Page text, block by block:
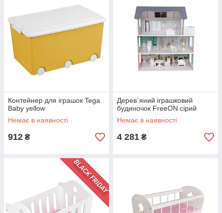
Контейнер для іграшок Tega
Baby yellow
Немає в наявності
912 ₴
Дерев`яний іграшковий
будиночок FreeON сірий
Немає в наявності
4 281 ₴